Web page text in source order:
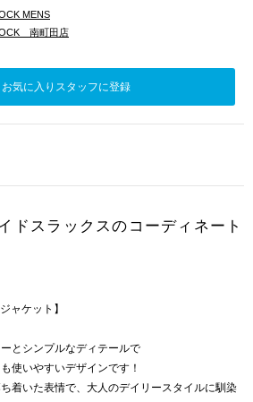
MENS
南町田店
お気に入りスタッフに登録
ドスラックスのコーディネート
ャケット】
とシンプルなディテールで
使いやすいデザインです！
着いた表情で、大人のデイリースタイルに馴染